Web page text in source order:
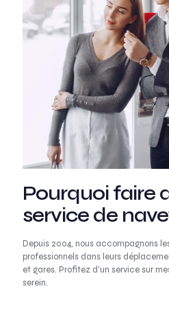
Pourquoi faire
service de
Depuis 2004, nous accompagnons
professionnels dans leurs
et gares. Profitez d'un service sur
serein.